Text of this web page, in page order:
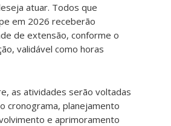
atuar. Todos que
em 2026 receberão
de extensão, conforme o
validável como horas
as atividades serão voltadas
cronograma, planejamento
e aprimoramento